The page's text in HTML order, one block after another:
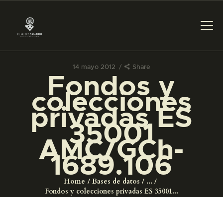
14 mayo 2012 Share
Fondos y
colecciones
privadas ES
35001
AMC/GCh-
1689.106
Home Bases de datos
...
Fondos y colecciones privadas ES 35001...
PREPARAR LA VISITA
ACTIVIDADES
█
EL MUSEO